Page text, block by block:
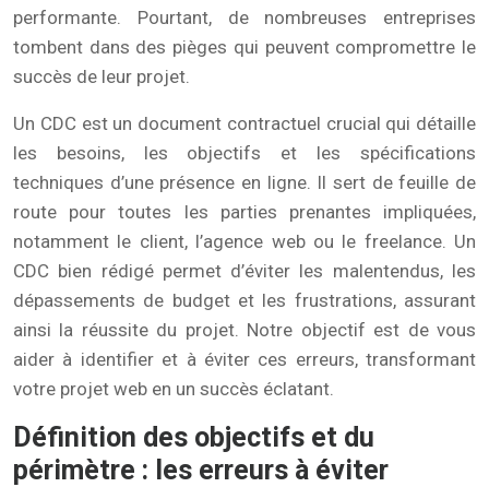
performante. Pourtant, de nombreuses entreprises
tombent dans des pièges qui peuvent compromettre le
succès de leur projet.
Un CDC est un document contractuel crucial qui détaille
les besoins, les objectifs et les spécifications
techniques d’une présence en ligne. Il sert de feuille de
route pour toutes les parties prenantes impliquées,
notamment le client, l’agence web ou le freelance. Un
CDC bien rédigé permet d’éviter les malentendus, les
dépassements de budget et les frustrations, assurant
ainsi la réussite du projet. Notre objectif est de vous
aider à identifier et à éviter ces erreurs, transformant
votre projet web en un succès éclatant.
Définition des objectifs et du
périmètre : les erreurs à éviter